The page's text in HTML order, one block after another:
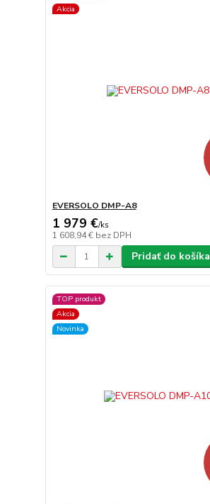
Akcia
EVERSOLO DMP-A8
1 979 €/ks
1 608,94 € bez DPH
Pridať do košíka
TOP produkt
Akcia
Novinka